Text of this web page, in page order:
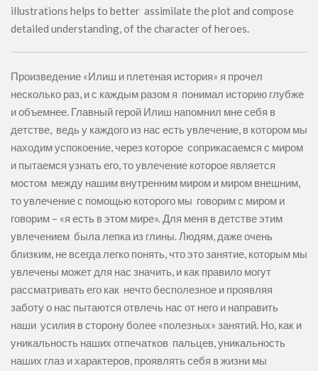
illustrations helps to better assimilate the plot and compose
detailed understanding, of the character of heroes.
Произведение «Илиш и плетеная история» я прочел
несколько раз, и с каждым разом я понимал историю глубже
и объемнее. Главный герой Илиш напомнил мне себя в
детстве, ведь у каждого из нас есть увлечение, в котором мы
находим успокоение, через которое соприкасаемся с миром
и пытаемся узнать его, то увлечение которое является
мостом между нашим внутренним миром и миром внешним,
то увлечение с помощью которого мы говорим с миром и
говорим – «я есть в этом мире». Для меня в детстве этим
увлечением была лепка из глины. Людям, даже очень
близким, не всегда легко понять, что это занятие, которым мы
увлечены может для нас значить, и как правило могут
рассматривать его как нечто бесполезное и проявляя
заботу о нас пытаются отвлечь нас от него и направить
наши усилия в сторону более «полезных» занятий. Но, как и
уникальность наших отпечатков пальцев, уникальность
наших глаз и характеров, проявлять себя в жизни мы